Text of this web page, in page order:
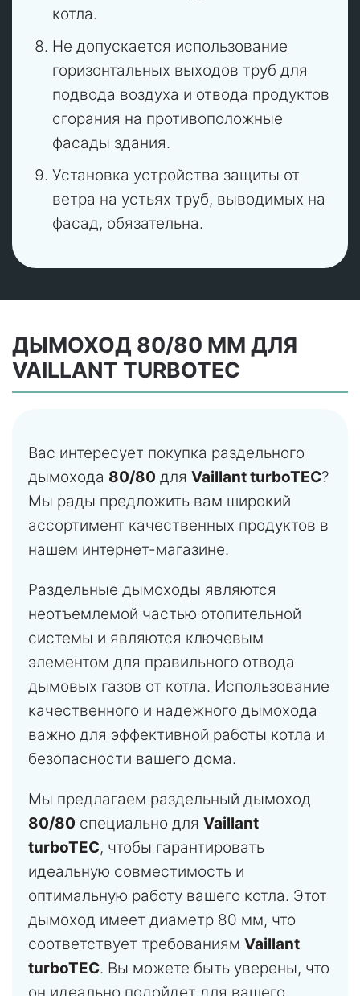
котла.
Не допускается использование
горизонтальных выходов труб для
подвода воздуха и отвода продуктов
сгорания на противоположные
фасады здания.
Установка устройства защиты от
ветра на устьях труб, выводимых на
фасад, обязательна.
ДЫМОХОД 80/80 ММ ДЛЯ
VAILLANT TURBOTEC
Вас интересует покупка раздельного
дымохода 80/80 для Vaillant turboTEC?
Мы рады предложить вам широкий
ассортимент качественных продуктов в
нашем интернет-магазине.
Раздельные дымоходы являются
неотъемлемой частью отопительной
системы и являются ключевым
элементом для правильного отвода
дымовых газов от котла. Использование
качественного и надежного дымохода
важно для эффективной работы котла и
безопасности вашего дома.
Мы предлагаем раздельный дымоход
80/80 специально для Vaillant
turboTEC, чтобы гарантировать
идеальную совместимость и
оптимальную работу вашего котла. Этот
дымоход имеет диаметр 80 мм, что
соответствует требованиям Vaillant
turboTEC. Вы можете быть уверены, что
он идеально подойдет для вашего